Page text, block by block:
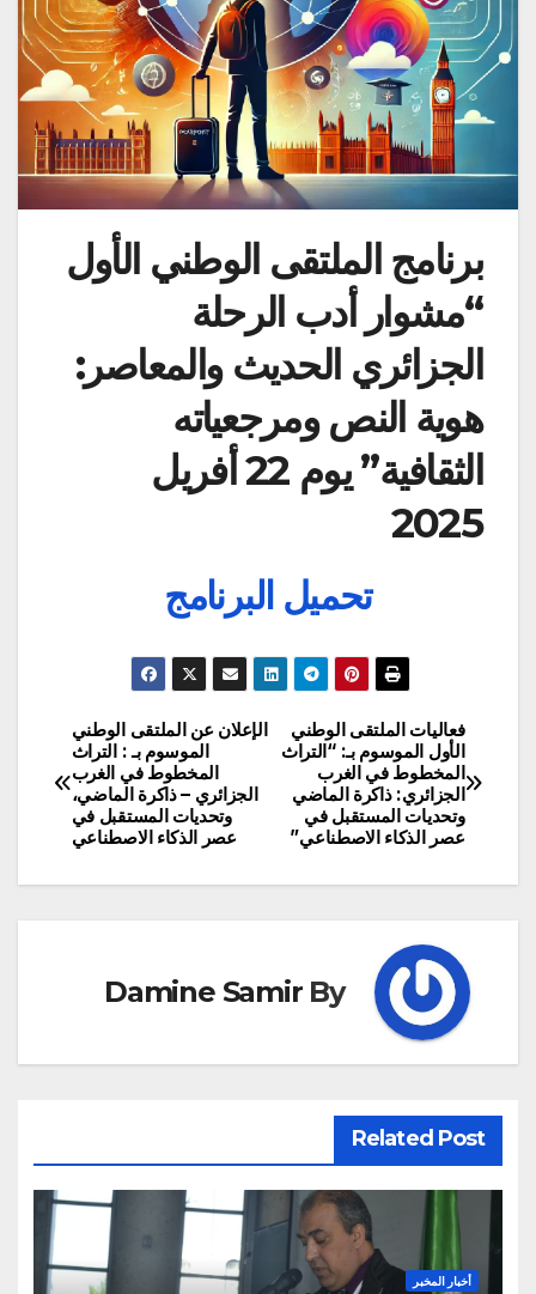
برنامج الملتقى الوطني الأول
“مشوار أدب الرحلة
الجزائري الحديث والمعاصر:
هوية النص ومرجعياته
الثقافية” يوم 22 أفريل
2025
تحميل البرنامج
تصفّح
المقالات
الإعلان عن الملتقى الوطني
الموسوم بـ : التراث
المخطوط في الغرب
الجزائري – ذاكرة الماضي،
وتحديات المستقبل في
عصر الذكاء الاصطناعي
فعاليات الملتقى الوطني
الأول الموسوم بـ: “التراث
المخطوط في الغرب
الجزائري: ذاكرة الماضي
وتحديات المستقبل في
عصر الذكاء الاصطناعي”
By
Damine Samir
Related Post
أخبار المخبر